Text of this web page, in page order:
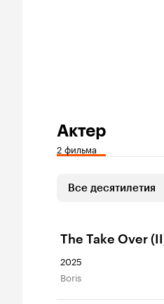
Актер
2 фильма
Все десятилетия
The Take Over
2025
Boris